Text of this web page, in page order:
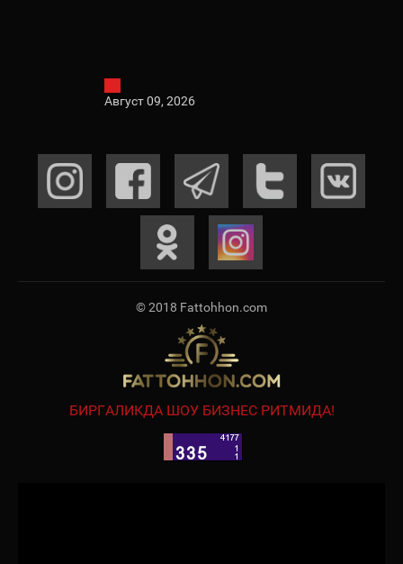
Август 09, 2026
© 2018 Fattohhon.com
БИРГАЛИКДА ШОУ БИЗНЕС РИТМИДА!